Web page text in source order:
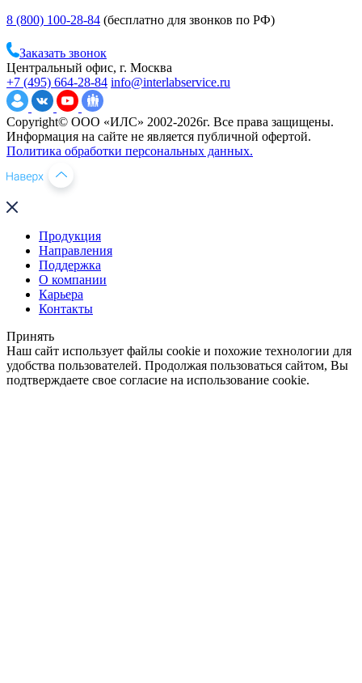
8 (800) 100-28-84 (бесплатно для звонков по РФ)
Заказать звонок
Центральный офис, г. Москва
+7 (495) 664-28-84 info@interlabservice.ru
Copyright© ООО «ИЛС» 2002-2026г. Все права защищены.
Информация на сайте не является публичной офертой.
Политика обработки персональных данных.
Продукция
Направления
Поддержка
О компании
Карьера
Контакты
Принять
Наш сайт использует файлы cookie и похожие технологии для
удобства пользователей. Продолжая пользоваться сайтом, Вы
подтверждаете свое согласие на использование cookie.